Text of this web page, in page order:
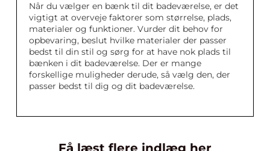
Når du vælger en bænk til dit badeværelse, er det
vigtigt at overveje faktorer som størrelse, plads,
materialer og funktioner. Vurder dit behov for
opbevaring, beslut hvilke materialer der passer
bedst til din stil og sørg for at have nok plads til
bænken i dit badeværelse. Der er mange
forskellige muligheder derude, så vælg den, der
passer bedst til dig og dit badeværelse.
Få læst flere indlæg her